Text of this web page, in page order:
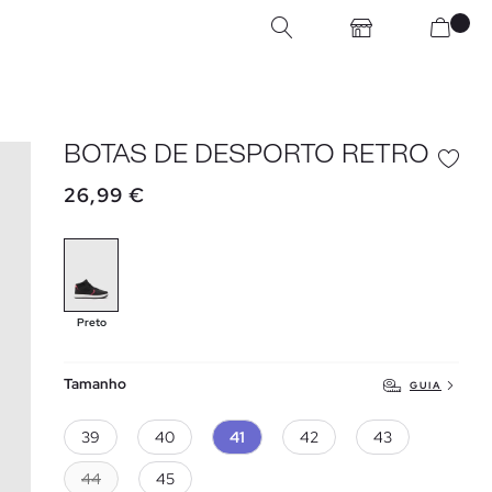
BOTAS DE DESPORTO RETRO
26,99 €
Preto
Tamanho GUIA
39 40 41 42 43
44 45